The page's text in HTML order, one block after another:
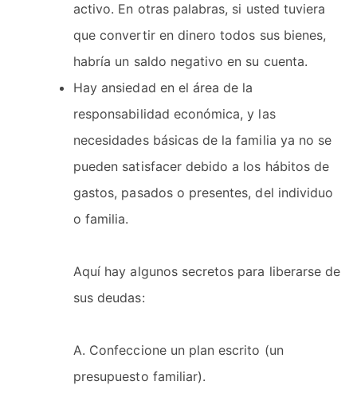
activo. En otras palabras, si usted tuviera
que convertir en dinero todos sus bienes,
habría un saldo negativo en su cuenta.
Hay ansiedad en el área de la
responsabilidad económica, y las
necesidades básicas de la familia ya no se
pueden satisfacer debido a los hábitos de
gastos, pasados o presentes, del individuo
o familia.
Aquí hay algunos secretos para liberarse de
sus deudas:
A. Confeccione un plan escrito (un
presupuesto familiar).